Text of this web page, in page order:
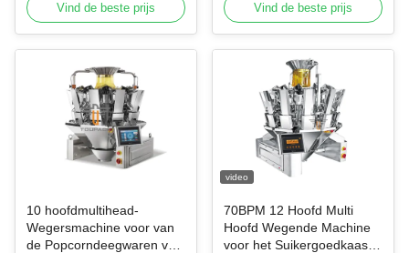
Vind de beste prijs Vind de beste prijs
10 hoofdmultihead-
Wegersmachine voor van
de Popcorndeegwaren van
video
70BPM 12 Hoofd Multi
Hoofd Wegende Machine
voor het Suikergoedkaas